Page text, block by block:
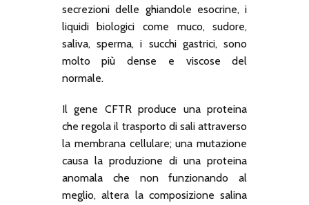
secrezioni delle ghiandole esocrine, i
liquidi biologici come muco, sudore,
saliva, sperma, i succhi gastrici, sono
molto più dense e viscose del
normale.
Il gene CFTR produce una proteina
che regola il trasporto di sali attraverso
la membrana cellulare; una mutazione
causa la produzione di una proteina
anomala che non funzionando al
meglio, altera la composizione salina